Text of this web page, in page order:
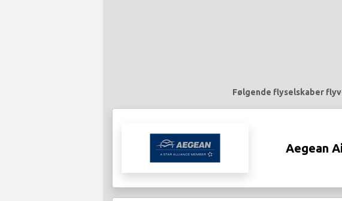
Følgende flyselskaber
Aegean